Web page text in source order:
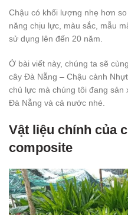
Chậu có khối lượng nhẹ hơn
năng chịu lực, màu sắc, mẫu
sử dụng lên đến 20 năm.
Ở bài viết này, chúng ta sẽ
cây Đà Nẵng – Chậu cảnh
chủ lực mà chúng tôi đang
Đà Nẵng và cả nước nhé.
Vật liệu chính của
composite